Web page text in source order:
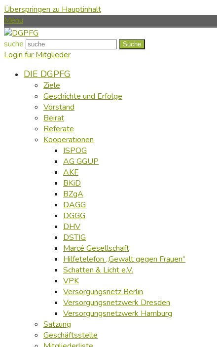
Überspringen zu Hauptinhalt
Menu
suche Suche
Login für Mitglieder
DIE DGPFG
Ziele
Geschichte und Erfolge
Vorstand
Beirat
Referate
Kooperationen
ISPOG
AG GGUP
AKF
BKiD
BZgA
DAGG
DGGG
DHV
DSTIG
Marcé Gesellschaft
Hilfetelefon „Gewalt gegen Frauen“
Schatten & Licht e.V.
VPK
Versorgungsnetz Berlin
Versorgungsnetzwerk Dresden
Versorgungsnetzwerk Hamburg
Satzung
Geschäftsstelle